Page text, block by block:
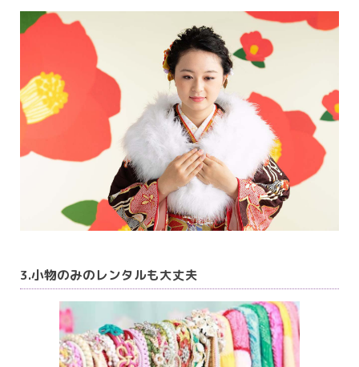
3.小物のみのレンタルも大丈夫